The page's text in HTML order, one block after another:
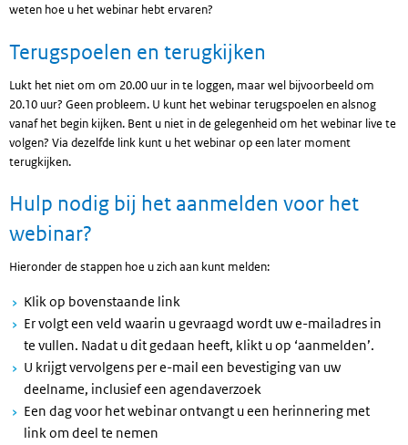
weten hoe u het webinar hebt ervaren?
Terugspoelen en terugkijken
Lukt het niet om om 20.00 uur in te loggen, maar wel bijvoorbeeld om
20.10 uur? Geen probleem. U kunt het webinar terugspoelen en alsnog
vanaf het begin kijken. Bent u niet in de gelegenheid om het webinar live te
volgen? Via dezelfde link kunt u het webinar op een later moment
terugkijken.
Hulp nodig bij het aanmelden voor het
webinar?
Hieronder de stappen hoe u zich aan kunt melden:
Klik op bovenstaande link
Er volgt een veld waarin u gevraagd wordt uw e-mailadres in
te vullen. Nadat u dit gedaan heeft, klikt u op ‘aanmelden’.
U krijgt vervolgens per e-mail een bevestiging van uw
deelname, inclusief een agendaverzoek
Een dag voor het webinar ontvangt u een herinnering met
link om deel te nemen